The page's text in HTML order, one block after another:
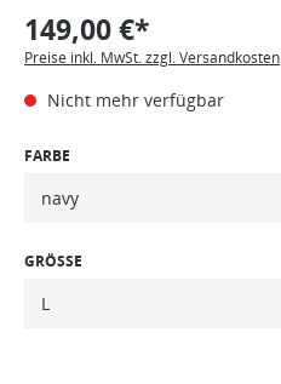
149,00 €*
Preise inkl. MwSt. zzgl. Versandkosten
Nicht mehr verfügbar
FARBE
GRÖSSE